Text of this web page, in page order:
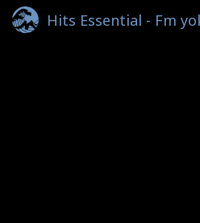
Hits Essential - Fm